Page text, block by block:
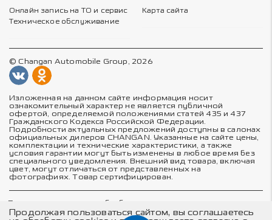
Онлайн запись на ТО и сервис
Техническое обслуживание
Карта сайта
© Changan Automobile Group, 2026
Изложенная на данном сайте информация носит
ознакомительный характер не является публичной
офертой, определяемой положениями статей 435 и 437
Гражданского Кодекса Российской Федерации.
Подробности актуальных предложений доступны в салонах
официальных дилеров CHANGAN. Указанные на сайте цены,
комплектации и технические характеристики, а также
условия гарантии могут быть изменены в любое время без
специального уведомления. Внешний вид товара, включая
цвет, могут отличаться от представленных на
фотографиях. Товар сертифицирован.
Политика в отношении обработки персональных данных
Политика конфиденциальности
Согласие на обработку персональных данных
Продолжая пользоваться сайтом, вы соглашаетесь